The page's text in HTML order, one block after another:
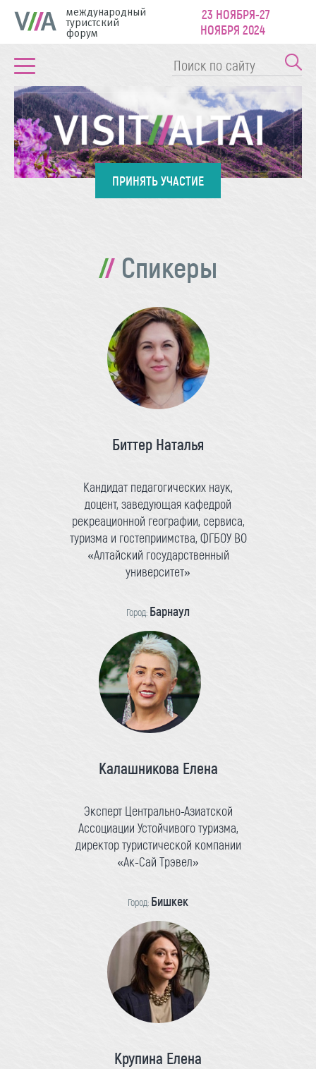
международный
туристский
форум
23 НОЯБРЯ-27
НОЯБРЯ 2024
ПРИНЯТЬ УЧАСТИЕ
Спикеры
Биттер Наталья
Кандидат педагогических наук,
доцент, заведующая кафедрой
рекреационной географии, сервиса,
туризма и гостеприимства, ФГБОУ ВО
«Алтайский государственный
университет»
Город: Барнаул
Калашникова Елена
Эксперт Центрально-Азиатской
Ассоциации Устойчивого туризма,
директор туристической компании
«Ак-Сай Трэвел»
Город: Бишкек
Крупина Елена